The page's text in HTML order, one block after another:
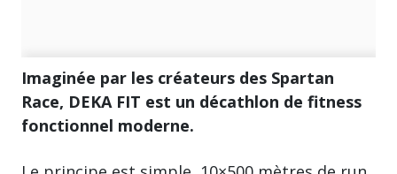
Imaginée par les créateurs des Spartan
Race, DEKA FIT est un décathlon de fitness
fonctionnel moderne.